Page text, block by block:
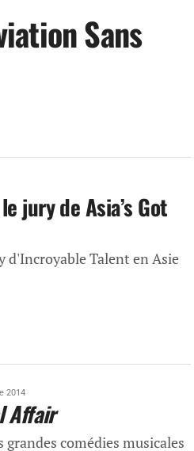
Sans
jury de Asia’s Got
d'Incroyable Talent en Asie
2014
Affair
comédies musicales